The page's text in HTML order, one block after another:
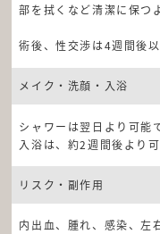
部を拭くなど清潔に保つ
術後、性交渉は4週間後以
メイク・洗顔・入浴
シャワーは翌日より可能
入浴は、約2週間後より可
リスク・副作用
内出血、腫れ、感染、左